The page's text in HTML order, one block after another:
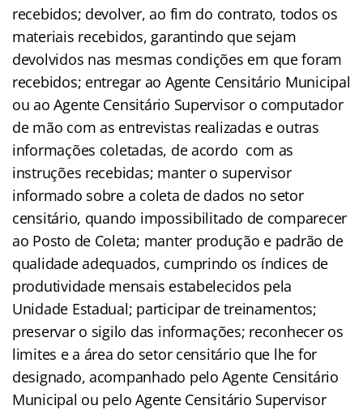
recebidos; devolver, ao fim do contrato, todos os
materiais recebidos, garantindo que sejam
devolvidos nas mesmas condições em que foram
recebidos; entregar ao Agente Censitário Municipal
ou ao Agente Censitário Supervisor o computador
de mão com as entrevistas realizadas e outras
informações coletadas, de acordo com as
instruções recebidas; manter o supervisor
informado sobre a coleta de dados no setor
censitário, quando impossibilitado de comparecer
ao Posto de Coleta; manter produção e padrão de
qualidade adequados, cumprindo os índices de
produtividade mensais estabelecidos pela
Unidade Estadual; participar de treinamentos;
preservar o sigilo das informações; reconhecer os
limites e a área do setor censitário que lhe for
designado, acompanhado pelo Agente Censitário
Municipal ou pelo Agente Censitário Supervisor